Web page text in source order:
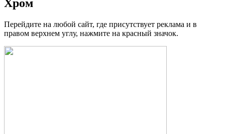
Хром
Перейдите на любой сайт, где присутствует реклама и в
правом верхнем углу, нажмите на красный значок.